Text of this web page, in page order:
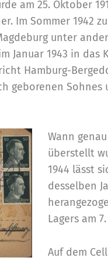
am 25. Oktober
Im Sommer 1942
unter
Januar 1943 in das
Hamburg-
geborenen
Wann
überstellt
1944 lässt
desselben
Lagers am
Auf dem